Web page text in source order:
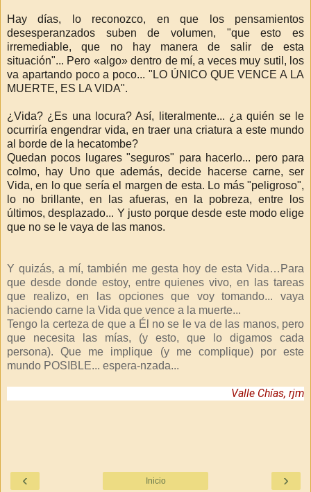
Hay días, lo reconozco, en que los pensamientos
desesperanzados suben de volumen, "que esto es
irremediable, que no hay manera de salir de esta
situación"... Pero «algo» dentro de mí, a veces muy sutil, los
va apartando poco a poco... "LO ÚNICO QUE VENCE A LA
MUERTE, ES LA VIDA".
¿Vida? ¿Es una locura? Así, literalmente... ¿a quién se le
ocurriría engendrar vida, en traer una criatura a este mundo
al borde de la hecatombe?
Quedan pocos lugares "seguros" para hacerlo... pero para
colmo, hay Uno que además, decide hacerse carne, ser
Vida, en lo que sería el margen de esta. Lo más "peligroso",
lo no brillante, en las afueras, en la pobreza, entre los
últimos, desplazado... Y justo porque desde este modo elige
que no se le vaya de las manos.
Y quizás, a mí, también me gesta hoy de esta Vida…Para
que desde donde estoy, entre quienes vivo, en las tareas
que realizo, en las opciones que voy tomando... vaya
haciendo carne la Vida que vence a la muerte...
Tengo la certeza de quea Él no se le va de las manos, pero
que necesita las mías, (y esto, que lo digamos cada
persona). Que me implique (y me complique) por este
mundo POSIBLE... espera-nzada...
Valle Chías, rjm
‹ ›
Inicio